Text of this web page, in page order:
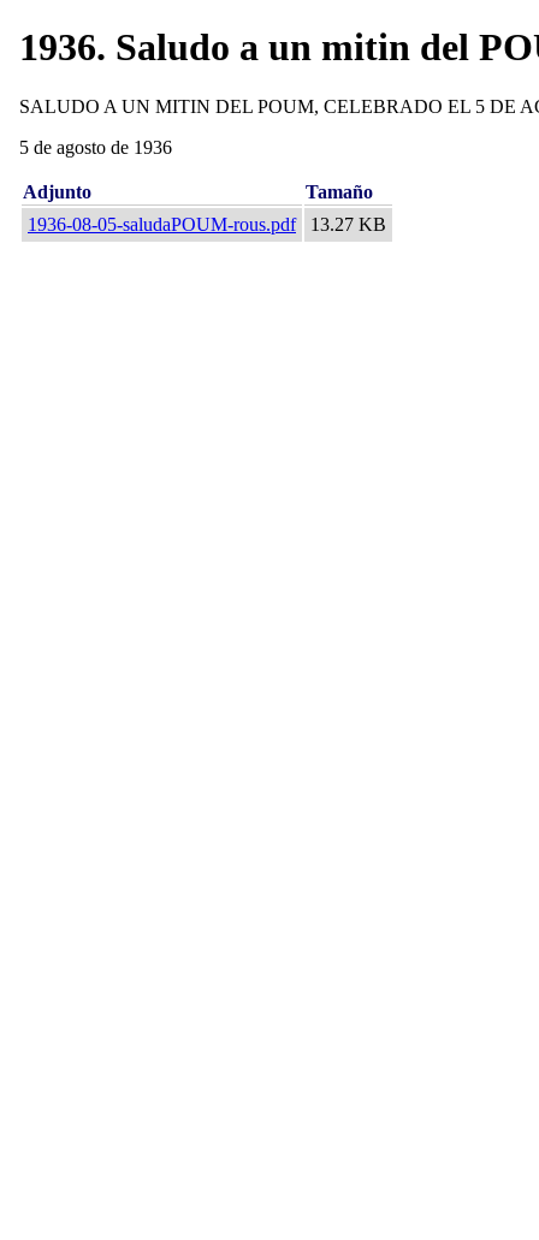
1936. Saludo a un mitin del
SALUDO A UN MITIN DEL POUM, CELEBRADO EL 5 DE
5 de agosto de 1936
Adjunto
Tamaño
1936-08-05-saludaPOUM-rous.pdf
13.27 KB